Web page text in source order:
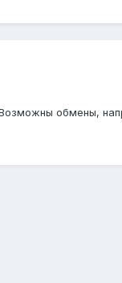
обмены,